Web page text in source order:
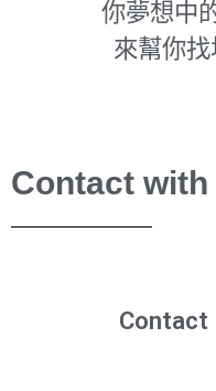
你夢想中
來幫你
Contact with
Contact